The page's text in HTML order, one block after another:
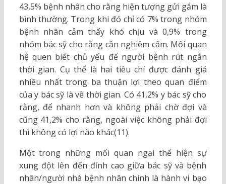
43,5% bệnh nhân cho rằng hiện tượng gửi gắm là
bình thường. Trong khi đó chỉ có 7% trong nhóm
bệnh nhân cảm thấy khó chịu và 0,9% trong
nhóm bác sỹ cho rằng cần nghiêm cấm. Mối quan
hệ quen biết chủ yếu để người bệnh rút ngắn
thời gian. Cụ thể là hai tiêu chí được đánh giá
nhiều nhất trong ba thuận lợi theo quan điểm
của y bác sỹ là về thời gian. Có 41,2% y bác sỹ cho
rằng, để nhanh hơn và không phải chờ đợi và
cũng 41,2% cho rằng, ngoài việc không phải đợi
thì không có lợi nào khác(11).
Một trong những mối quan ngại thể hiện sự
xung đột lên đến đỉnh cao giữa bác sỹ và bệnh
nhân/người nhà bệnh nhân chính là hành vi bạo